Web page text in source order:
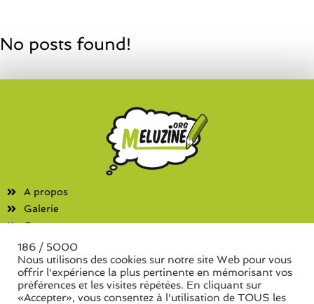
No posts found!
A propos
Galerie
Contact
Fanzines
Liste des associations
Liste des séries de fanzine
186 / 5000
Nous utilisons des cookies sur notre site Web pour vous
offrir l'expérience la plus pertinente en mémorisant vos
préférences et les visites répétées. En cliquant sur
«Accepter», vous consentez à l'utilisation de TOUS les